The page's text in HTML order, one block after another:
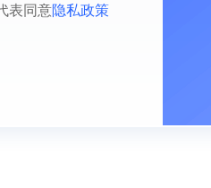
表同意隐私政策